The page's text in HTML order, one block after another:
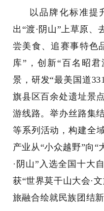
以品牌化标准提
出“渡·阴山”上草原、
尝美食、追赛事特色
库”，创新“百名昭
景，研发“最美国道
旗县区百余处遗址景
游线路。举办丝路集
等系列活动，构建全
产业从“小众越野”向“
·阴山”入选全国十大
获“世界莫干山大会·
旅融合绘就民族团结新